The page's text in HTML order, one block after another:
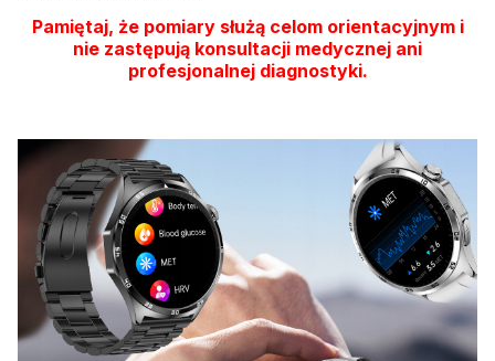
Pamiętaj, że pomiary służą celom orientacyjnym i
nie zastępują konsultacji medycznej ani
profesjonalnej diagnostyki.